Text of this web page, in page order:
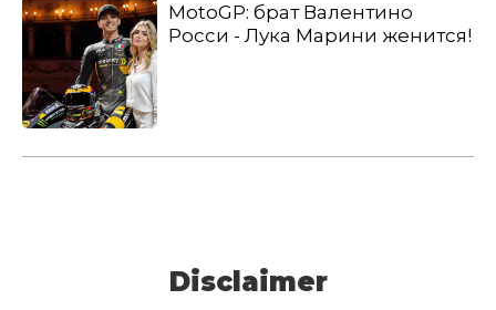
MotoGP: брат Валентино
Росси - Лука Марини женится!
Disclaimer